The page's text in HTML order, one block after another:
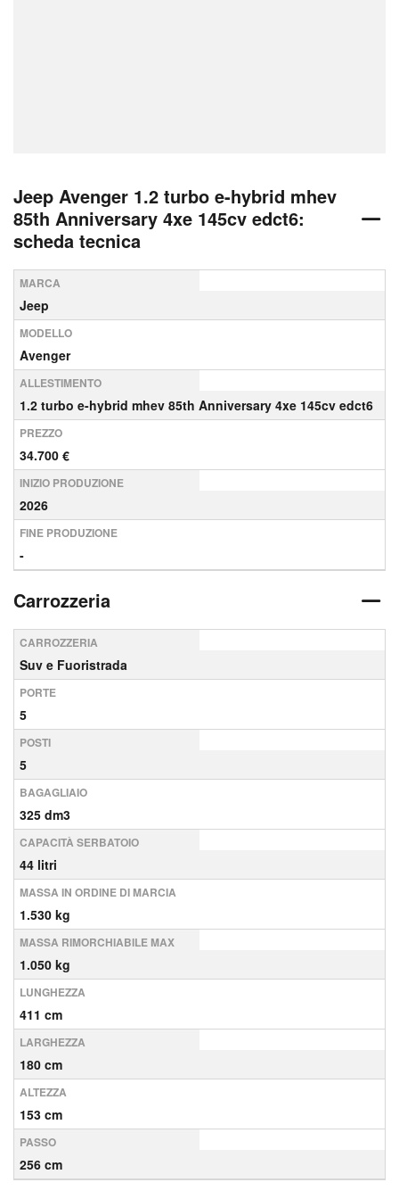
Jeep Avenger 1.2 turbo e-hybrid mhev
85th Anniversary 4xe 145cv edct6:
scheda tecnica
MARCA
Jeep
MODELLO
Avenger
ALLESTIMENTO
1.2 turbo e-hybrid mhev 85th Anniversary 4xe 145cv edct6
PREZZO
34.700 €
INIZIO PRODUZIONE
2026
FINE PRODUZIONE
-
Carrozzeria
CARROZZERIA
Suv e Fuoristrada
PORTE
5
POSTI
5
BAGAGLIAIO
325 dm3
CAPACITÀ SERBATOIO
44 litri
MASSA IN ORDINE DI MARCIA
1.530 kg
MASSA RIMORCHIABILE MAX
1.050 kg
LUNGHEZZA
411 cm
LARGHEZZA
180 cm
ALTEZZA
153 cm
PASSO
256 cm